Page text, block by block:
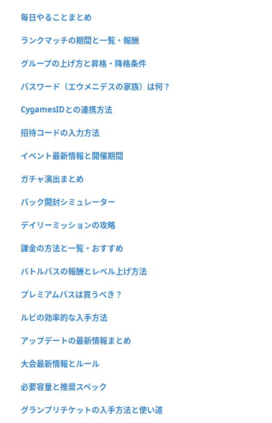
毎日やることまとめ
ランクマッチの期間と一覧・報酬
グループの上げ方と昇格・降格条件
パスワード（エウメニデスの家族）は何？
CygamesIDとの連携方法
招待コードの入力方法
イベント最新情報と開催期間
ガチャ演出まとめ
パック開封シミュレーター
デイリーミッションの攻略
課金の方法と一覧・おすすめ
バトルパスの報酬とレベル上げ方法
プレミアムパスは買うべき？
ルピの効率的な入手方法
アップデートの最新情報まとめ
大会最新情報とルール
必要容量と推奨スペック
グランプリチケットの入手方法と使い道